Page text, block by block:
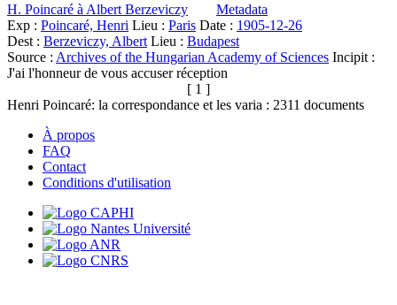
H. Poincaré à Albert Berzeviczy
Metadata
Exp : Poincaré, Henri Lieu : Paris Date : 1905-12-26
Dest : Berzeviczy, Albert Lieu : Budapest
Source : Archives of the Hungarian Academy of Sciences Incipit :
J'ai l'honneur de vous accuser réception
[ 1 ]
Henri Poincaré: la correspondance et les varia : 2311 documents
À propos
FAQ
Contact
Conditions d'utilisation